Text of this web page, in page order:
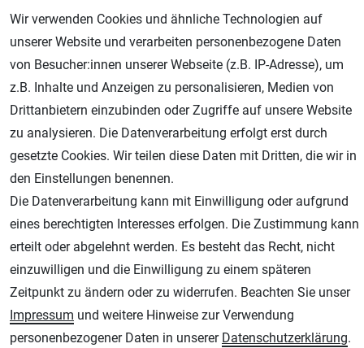
Geprüfter Shop
AGB Widerrufsrecht Datenschutz Impressum
Unsere weiteren Shops:
Schmincke-City.de
Wir verwenden Cookies und ähnliche Technologien auf
unserer Website und verarbeiten personenbezogene Daten
von Besucher:innen unserer Webseite (z.B. IP-Adresse), um
z.B. Inhalte und Anzeigen zu personalisieren, Medien von
Drittanbietern einzubinden oder Zugriffe auf unsere Website
zu analysieren. Die Datenverarbeitung erfolgt erst durch
gesetzte Cookies. Wir teilen diese Daten mit Dritten, die wir in
den Einstellungen benennen.
Die Datenverarbeitung kann mit Einwilligung oder aufgrund
eines berechtigten Interesses erfolgen. Die Zustimmung kann
erteilt oder abgelehnt werden. Es besteht das Recht, nicht
einzuwilligen und die Einwilligung zu einem späteren
Zeitpunkt zu ändern oder zu widerrufen. Beachten Sie unser
Impressum und weitere Hinweise zur Verwendung
personenbezogener Daten in unserer Daten­schutz­erklärung.